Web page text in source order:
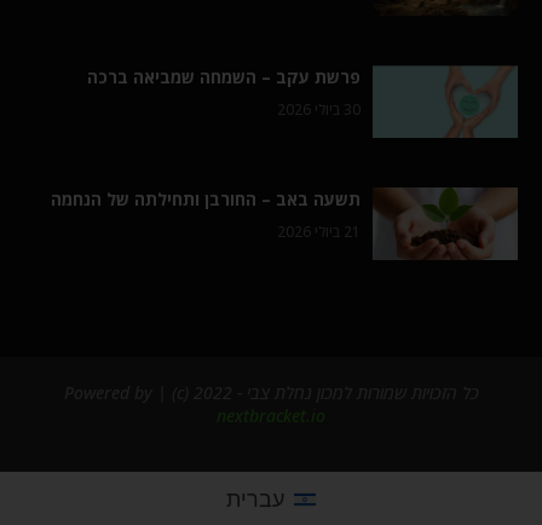
פרשת עקב – השמחה שמביאה ברכה
30 ביולי 2026
תשעה באב – החורבן ותחילתה של הנחמה
21 ביולי 2026
nextbracket.io
עברית